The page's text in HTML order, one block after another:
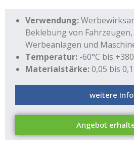
Verwendung:
Beklebung von Fahrzeugen,
Werbeanlagen und
Temperatur: -60°C bis
Materialstärke:0,05 bis
weitere
Angebot